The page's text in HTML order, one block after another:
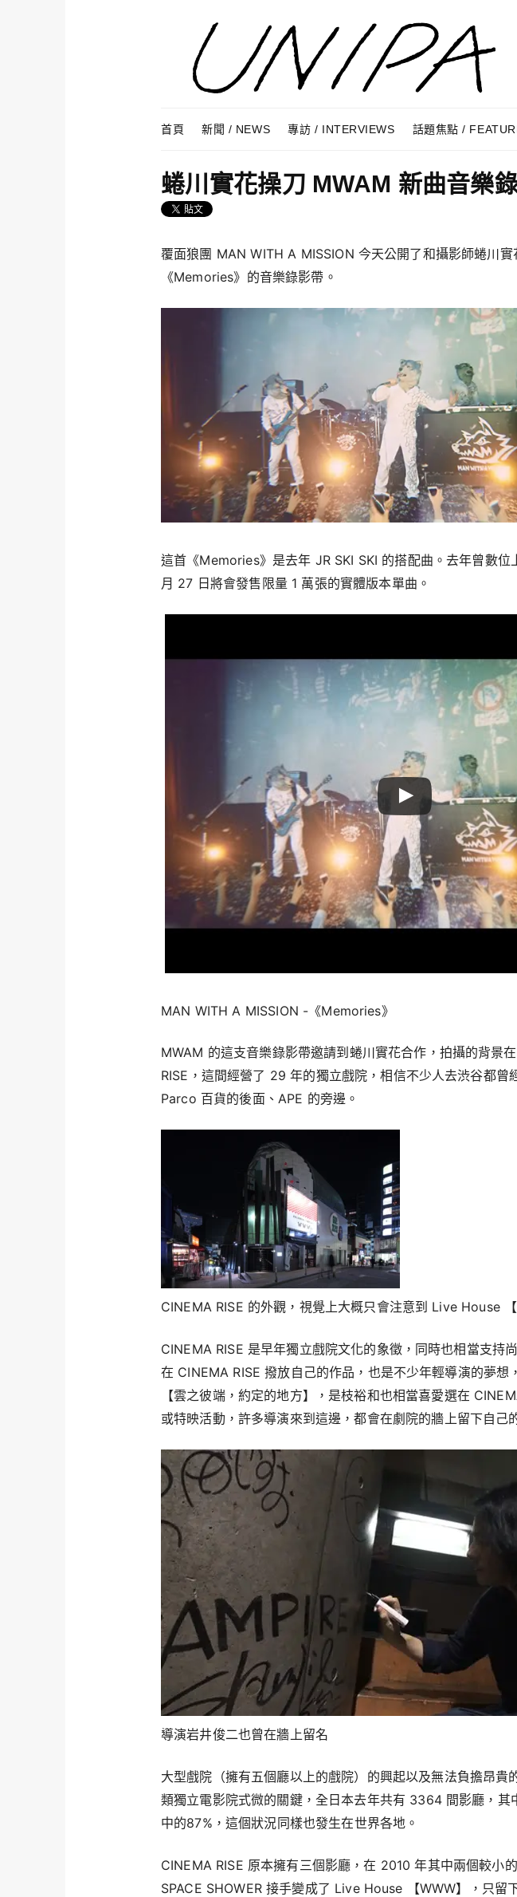
Menu
首頁
新聞 / NEWS 專訪 / INTERVIEWS 話題焦點 /
蜷川實花操刀 MWAM 新曲音樂
覆面狼團 MAN WITH A MISSION 今天公開了和攝影師蜷川實
《Memories》的音樂錄影帶。
這首《Memories》是去年 JR SKI SKI 的搭配曲。去年曾數位
月 27 日將會發售限量 1 萬張的實體版本單曲。
MAN WITH A MISSION -《Memories》
MWAM 的這支音樂錄影帶邀請到蜷川實花合作，拍攝的背景
RISE，這間經營了 29 年的獨立戲院，相信不少人去渋谷都曾
Parco 百貨的後面、APE 的旁邊。
CINEMA RISE 的外觀，視覺上大概只會注意到 Live House
CINEMA RISE 是早年獨立戲院文化的象徵，同時也相當支持
在 CINEMA RISE 撥放自己的作品，也是不少年輕導演的夢想
【雲之彼端，約定的地方】，是枝裕和也相當喜愛選在
或特映活動，許多導演來到這邊，都會在劇院的牆上留下自己
導演岩井俊二也曾在牆上留名
大型戲院（擁有五個廳以上的戲院）的興起以及無法負擔昂貴
類獨立電影院式微的關鍵，全日本去年共有 3364 間影廳，其
中的87%，這個狀況同樣也發生在世界各地。
CINEMA RISE 原本擁有三個影廳，在 2010 年其中兩個較小
SPACE SHOWER 接手變成了 Live House 【WWW】，只留